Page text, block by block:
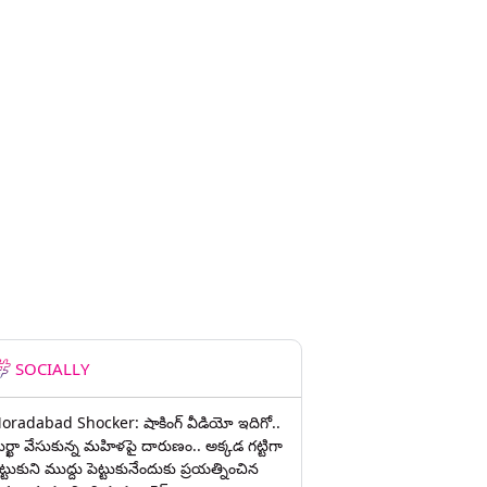
SOCIALLY
Shocker: షాకింగ్ వీడియో ఇదిగో..
వేసుకున్న మహిళపై దారుణం.. అక్కడ గట్టిగా
ముద్దు పెట్టుకునేందుకు ప్రయత్నించిన